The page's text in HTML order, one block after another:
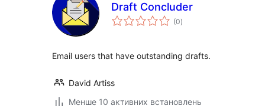
Draft Concluder
(0загальний
рейтинг
)
Email users that have outstanding drafts.
David Artiss
Менше 10 активних встановлень